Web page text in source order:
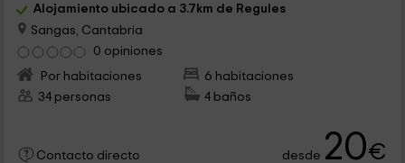
Alojamiento ubicado a 3.7km de Regules
Sangas, Cantabria
0 opiniones
Por habitaciones
6 habitaciones
34 personas
4 baños
Contacto directo
desde 20€